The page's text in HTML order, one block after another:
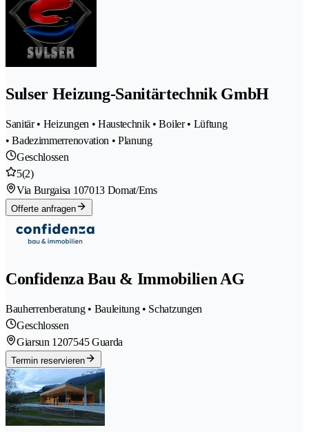
Sulser Heizung-Sanitärtechnik GmbH
Sanitär • Heizungen • Haustechnik • Boiler • Lüftung
• Badezimmerrenovation • Planung
Geschlossen
5(2)
Via Burgaisa 107013 Domat/Ems
Offerte anfragen
Confidenza Bau & Immobilien AG
Bauherrenberatung • Bauleitung • Schatzungen
Geschlossen
Giarsun 1207545 Guarda
Termin reservieren